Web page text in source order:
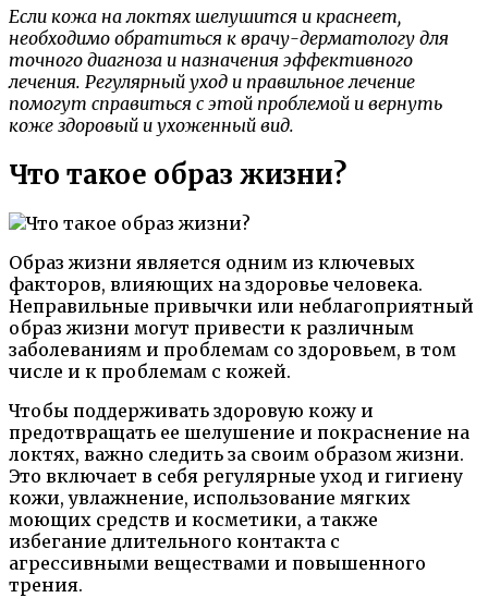
Если кожа на локтях шелушится и краснеет,
необходимо обратиться к врачу-дерматологу для
точного диагноза и назначения эффективного
лечения. Регулярный уход и правильное лечение
помогут справиться с этой проблемой и вернуть
коже здоровый и ухоженный вид.
Что такое образ жизни?
Образ жизни является одним из ключевых
факторов, влияющих на здоровье человека.
Неправильные привычки или неблагоприятный
образ жизни могут привести к различным
заболеваниям и проблемам со здоровьем, в том
числе и к проблемам с кожей.
Чтобы поддерживать здоровую кожу и
предотвращать ее шелушение и покраснение на
локтях, важно следить за своим образом жизни.
Это включает в себя регулярные уход и гигиену
кожи, увлажнение, использование мягких
моющих средств и косметики, а также
избегание длительного контакта с
агрессивными веществами и повышенного
трения.